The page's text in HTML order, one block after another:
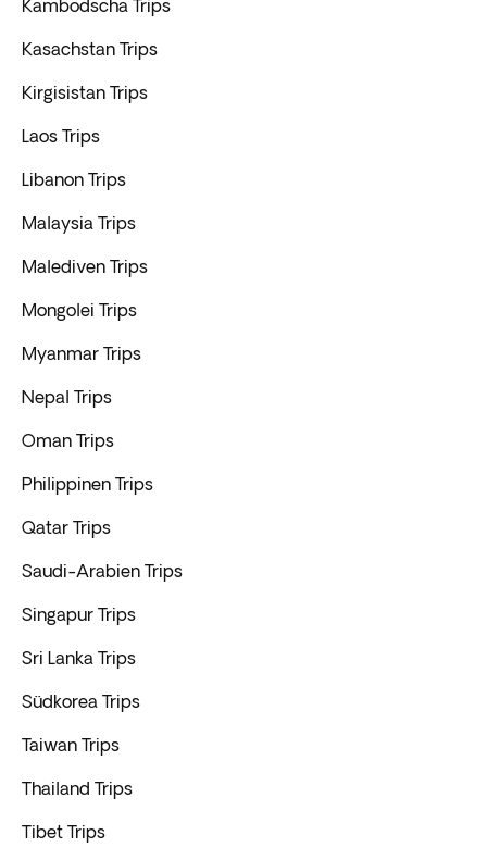
Kambodscha Trips
Kasachstan Trips
Kirgisistan Trips
Laos Trips
Libanon Trips
Malaysia Trips
Malediven Trips
Mongolei Trips
Myanmar Trips
Nepal Trips
Oman Trips
Philippinen Trips
Qatar Trips
Saudi-Arabien Trips
Singapur Trips
Sri Lanka Trips
Südkorea Trips
Taiwan Trips
Thailand Trips
Tibet Trips